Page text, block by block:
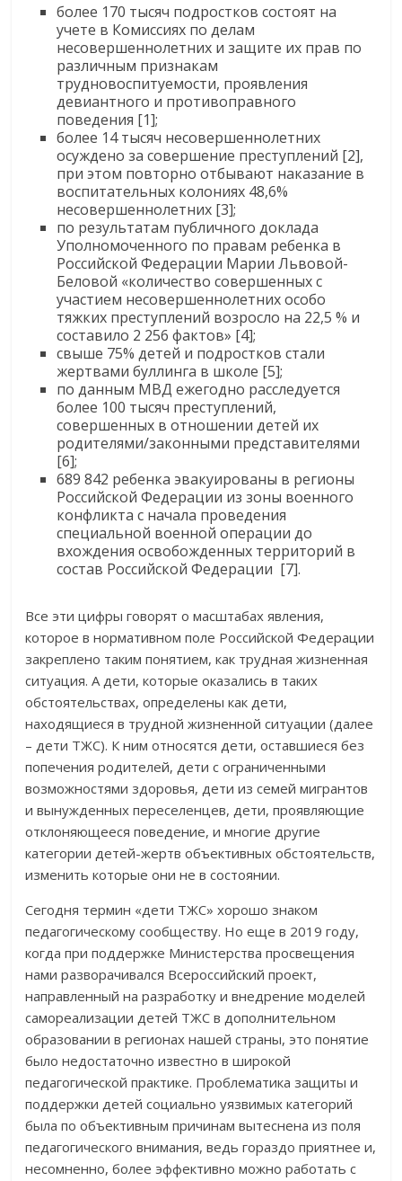
более 170 тысяч подростков состоят на
учете в Комиссиях по делам
несовершеннолетних и защите их прав по
различным признакам
трудновоспитуемости, проявления
девиантного и противоправного
поведения [1];
более 14 тысяч несовершеннолетних
осуждено за совершение преступлений [2],
при этом повторно отбывают наказание в
воспитательных колониях 48,6%
несовершеннолетних [3];
по результатам публичного доклада
Уполномоченного по правам ребенка в
Российской Федерации Марии Львовой-
Беловой «количество совершенных с
участием несовершеннолетних особо
тяжких преступлений возросло на 22,5 % и
составило 2 256 фактов» [4];
свыше 75% детей и подростков стали
жертвами буллинга в школе [5];
по данным МВД ежегодно расследуется
более 100 тысяч преступлений,
совершенных в отношении детей их
родителями/законными представителями
[6];
689 842 ребенка эвакуированы в регионы
Российской Федерации из зоны военного
конфликта с начала проведения
специальной военной операции до
вхождения освобожденных территорий в
состав Российской Федерации [7].
Все эти цифры говорят о масштабах явления,
которое в нормативном поле Российской Федерации
закреплено таким понятием, как трудная жизненная
ситуация. А дети, которые оказались в таких
обстоятельствах, определены как дети,
находящиеся в трудной жизненной ситуации (далее
– дети ТЖС). К ним относятся дети, оставшиеся без
попечения родителей, дети с ограниченными
возможностями здоровья, дети из семей мигрантов
и вынужденных переселенцев, дети, проявляющие
отклоняющееся поведение, и многие другие
категории детей-жертв объективных обстоятельств,
изменить которые они не в состоянии.
Сегодня термин «дети ТЖС» хорошо знаком
педагогическому сообществу. Но еще в 2019 году,
когда при поддержке Министерства просвещения
нами разворачивался Всероссийский проект,
направленный на разработку и внедрение моделей
самореализации детей ТЖС в дополнительном
образовании в регионах нашей страны, это понятие
было недостаточно известно в широкой
педагогической практике. Проблематика защиты и
поддержки детей социально уязвимых категорий
была по объективным причинам вытеснена из поля
педагогического внимания, ведь гораздо приятнее и,
несомненно, более эффективно можно работать с